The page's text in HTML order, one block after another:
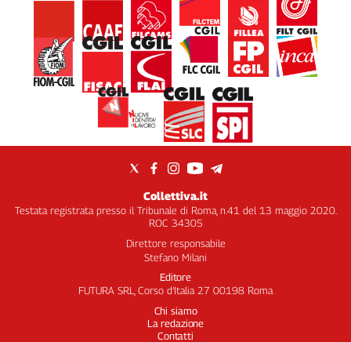
Collettiva.it
Testata registrata presso il Tribunale di Roma, n.41 del 13 maggio 2020.
ROC 34305
Direttore responsabile
Stefano Milani
Editore
FUTURA SRL, Corso d’Italia 27 00198 Roma
Chi siamo
La redazione
Contatti